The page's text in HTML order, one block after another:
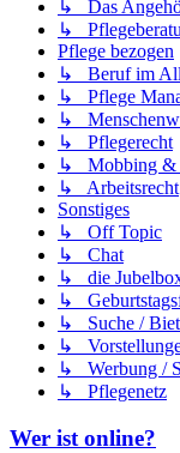
↳ Das
↳
Pflege bezogen
↳ Beruf im
↳ Pflege
↳
↳ Pflegerecht
↳ Mobbing &
↳ Arbeitsrecht
Sonstiges
↳ Off Topic
↳ Chat
↳ die
↳
↳ Suche /
↳
↳ Werbung /
↳ Pflegenetz
Wer ist online?